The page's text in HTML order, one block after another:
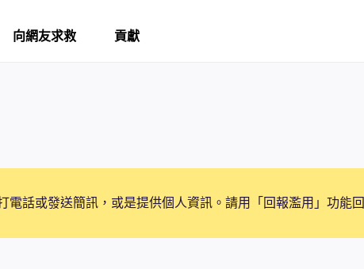
向網友求救 貢獻
電話或發送簡訊，或是提供個人資訊。請用「回報濫用」功能